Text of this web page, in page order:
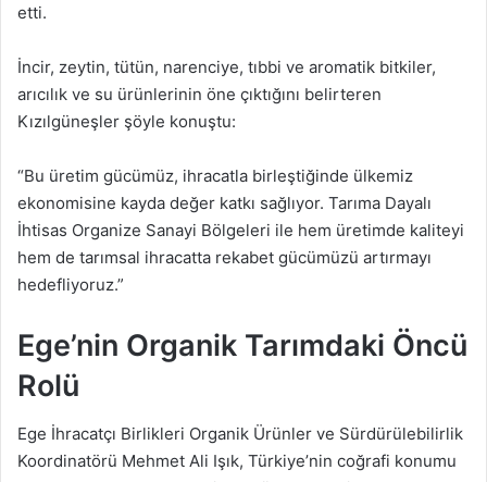
etti.
İncir, zeytin, tütün, narenciye, tıbbi ve aromatik bitkiler,
arıcılık ve su ürünlerinin öne çıktığını belirteren
Kızılgüneşler şöyle konuştu:
“Bu üretim gücümüz, ihracatla birleştiğinde ülkemiz
ekonomisine kayda değer katkı sağlıyor. Tarıma Dayalı
İhtisas Organize Sanayi Bölgeleri ile hem üretimde kaliteyi
hem de tarımsal ihracatta rekabet gücümüzü artırmayı
hedefliyoruz.”
Ege’nin Organik Tarımdaki Öncü
Rolü
Ege İhracatçı Birlikleri Organik Ürünler ve Sürdürülebilirlik
Koordinatörü Mehmet Ali Işık, Türkiye’nin coğrafi konumu